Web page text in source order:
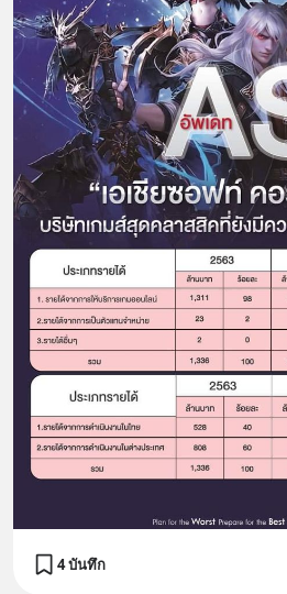
4 บันทึก